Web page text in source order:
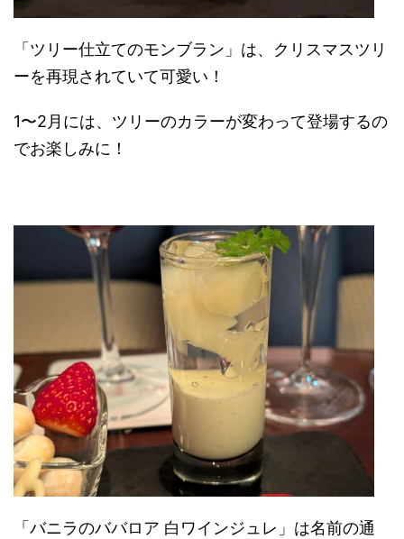
「ツリー仕立てのモンブラン」は、クリスマスツリ
ーを再現されていて可愛い！
1〜2月には、ツリーのカラーが変わって登場するの
でお楽しみに！
「バニラのババロア 白ワインジュレ」は名前の通